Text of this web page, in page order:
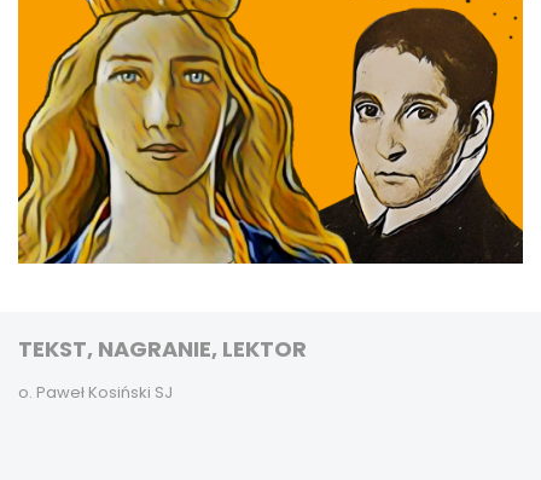
TEKST, NAGRANIE, LEKTOR
o. Paweł Kosiński SJ